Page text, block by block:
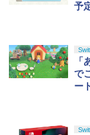
予
「
で
ー